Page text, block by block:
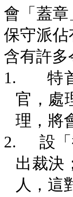
會「蓋
保守派
含有許多
1.
特
官，處
理，將
2.
設
出裁決
人，這